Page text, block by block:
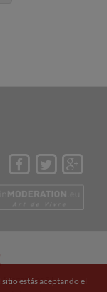
S.L.
estás aceptando el